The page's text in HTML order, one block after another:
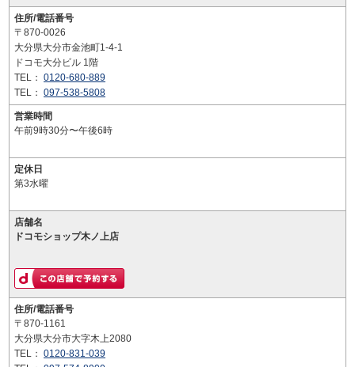
住所/電話番号
〒870-0026
大分県大分市金池町1-4-1
ドコモ大分ビル 1階
TEL： 0120-680-889
TEL： 097-538-5808
営業時間
午前9時30分〜午後6時
定休日
第3水曜
店舗名
ドコモショップ木ノ上店
住所/電話番号
〒870-1161
大分県大分市大字木上2080
TEL： 0120-831-039